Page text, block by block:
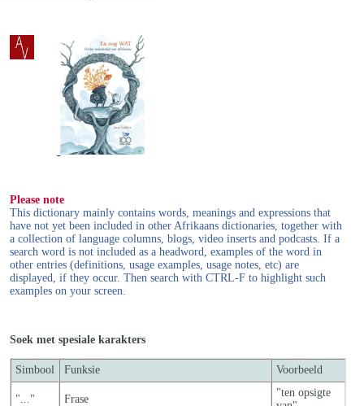
Please note
This dictionary mainly contains words, meanings and expressions that
have not yet been included in other Afrikaans dictionaries, together with
a collection of language columns, blogs, video inserts and podcasts. If a
search word is not included as a headword, examples of the word in
other entries (definitions, usage examples, usage notes, etc) are
displayed, if they occur. Then search with CTRL-F to highlight such
examples on your screen.
Soek met spesiale karakters
Simbool Funksie Voorbeeld
"..." Frase
"ten opsigte